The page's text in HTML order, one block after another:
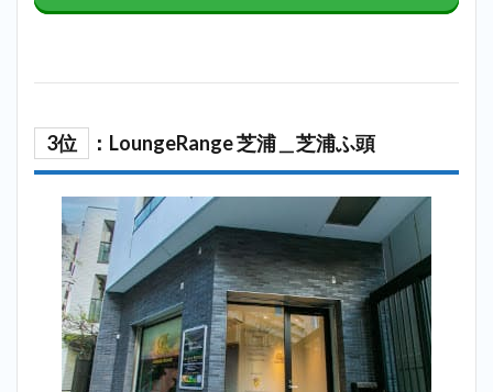
3位 ：LoungeRange 芝浦＿芝浦ふ頭